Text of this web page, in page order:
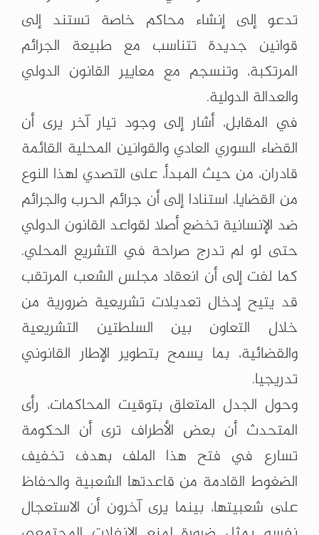
تدعو إلى إنشاء محاكم خاصة تستند إلى
قوانين جديدة تتناسب مع طبيعة الجرائم
المرتكبة، وتنسجم مع معايير القانون الدولي
والعدالة الدولية.
في المقابل، أشار إلى وجود تيار آخر يرى أن
القضاء السوري العادي والقوانين المحلية القائمة
قادران، من حيث المبدأ، على التصدي لهذا النوع
من القضايا، استنادا إلى أن جرائم الحرب والجرائم
ضد الإنسانية تخضع أصلا لقواعد القانون الدولي
حتى لو لم تدرج صراحة في التشريع المحلي.
كما لفت إلى أن انعقاد مجلس الشعب المرتقب
قد يتيح إدخال تعديلات تشريعية ضرورية من
خلال التعاون بين السلطتين التشريعية
والقضائية، بما يسمح بتطوير الإطار القانوني
تدريجيا.
وحول الجدل المتعلق بتوقيت المحاكمات، رأى
المتحدث أن بعض الأطراف ترى أن الحكومة
تسارع في فتح هذا الملف بهدف تخفيف
الضغوط القادمة من قاعدتها الشعبية والحفاظ
على شعبيتها، بينما يرى آخرون أن الاستعجال